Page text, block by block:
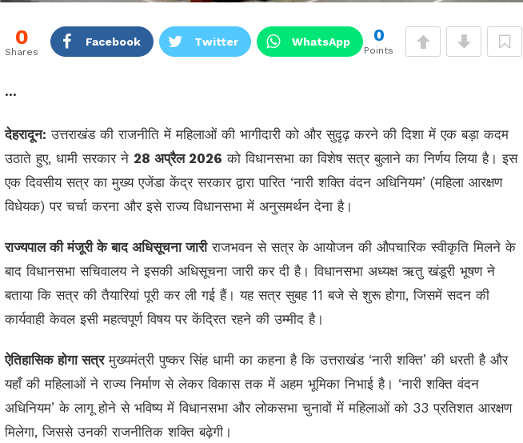
0
Shares
Facebook Twitter WhatsApp 0
Points
...
देहरादून: उत्तराखंड की राजनीति में महिलाओं की भागीदारी को और सुदृढ़ करने की दिशा में एक बड़ा कदम
उठाते हुए, धामी सरकार ने 28 अप्रैल 2026 को विधानसभा का विशेष सत्र बुलाने का निर्णय लिया है। इस
एक दिवसीय सत्र का मुख्य एजेंडा केंद्र सरकार द्वारा पारित ‘नारी शक्ति वंदन अधिनियम’ (महिला आरक्षण
विधेयक) पर चर्चा करना और इसे राज्य विधानसभा में अनुसमर्थन देना है।
राज्यपाल की मंजूरी के बाद अधिसूचना जारीराजभवन से सत्र के आयोजन की औपचारिक स्वीकृति मिलने के
बाद विधानसभा सचिवालय ने इसकी अधिसूचना जारी कर दी है। विधानसभा अध्यक्ष ऋतु खंडूरी भूषण ने
बताया कि सत्र की तैयारियां पूरी कर ली गई हैं। यह सत्र सुबह 11 बजे से शुरू होगा, जिसमें सदन की
कार्यवाही केवल इसी महत्वपूर्ण विषय पर केंद्रित रहने की उम्मीद है।
ऐतिहासिक होगा सत्रमुख्यमंत्री पुष्कर सिंह धामी का कहना है कि उत्तराखंड ‘नारी शक्ति’ की धरती है और
यहाँ की महिलाओं ने राज्य निर्माण से लेकर विकास तक में अहम भूमिका निभाई है। ‘नारी शक्ति वंदन
अधिनियम’ के लागू होने से भविष्य में विधानसभा और लोकसभा चुनावों में महिलाओं को 33 प्रतिशत आरक्षण
मिलेगा, जिससे उनकी राजनीतिक शक्ति बढ़ेगी।